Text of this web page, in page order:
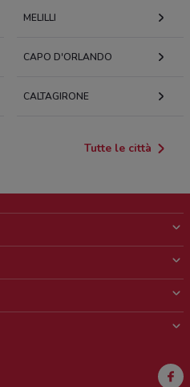
MELILLI
CAPO D'ORLANDO
CALTAGIRONE
Tutte le città